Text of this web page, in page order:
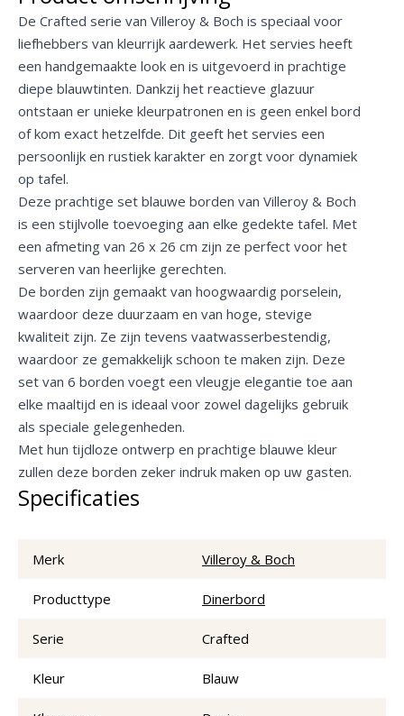
De Crafted serie van Villeroy & Boch is speciaal voor
liefhebbers van kleurrijk aardewerk. Het servies heeft
een handgemaakte look en is uitgevoerd in prachtige
diepe blauwtinten. Dankzij het reactieve glazuur
ontstaan er unieke kleurpatronen en is geen enkel bord
of kom exact hetzelfde. Dit geeft het servies een
persoonlijk en rustiek karakter en zorgt voor dynamiek
op tafel.
Deze prachtige set blauwe borden van Villeroy & Boch
is een stijlvolle toevoeging aan elke gedekte tafel. Met
een afmeting van 26 x 26 cm zijn ze perfect voor het
serveren van heerlijke gerechten.
De borden zijn gemaakt van hoogwaardig porselein,
waardoor deze duurzaam en van hoge, stevige
kwaliteit zijn. Ze zijn tevens vaatwasserbestendig,
waardoor ze gemakkelijk schoon te maken zijn. Deze
set van 6 borden voegt een vleugje elegantie toe aan
elke maaltijd en is ideaal voor zowel dagelijks gebruik
als speciale gelegenheden.
Met hun tijdloze ontwerp en prachtige blauwe kleur
zullen deze borden zeker indruk maken op uw gasten.
Specificaties
Merk Villeroy & Boch
Producttype Dinerbord
Serie Crafted
Kleur Blauw